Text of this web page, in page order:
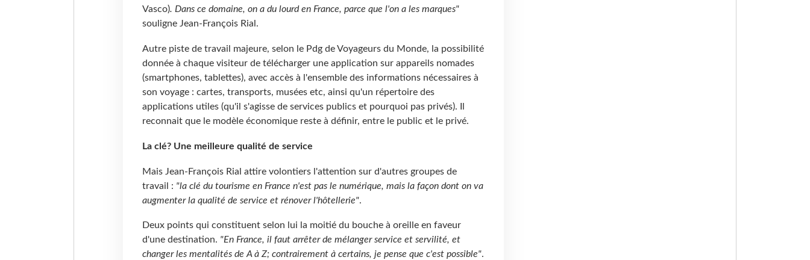
Vasco). Dans ce domaine, on a du lourd en France, parce que l'on a les marques"
souligne Jean-François Rial.
Autre piste de travail majeure, selon le Pdg de Voyageurs du Monde, la possibilité
donnée à chaque visiteur de télécharger une application sur appareils nomades
(smartphones, tablettes), avec accès à l'ensemble des informations nécessaires à
son voyage : cartes, transports, musées etc, ainsi qu'un répertoire des
applications utiles (qu'il s'agisse de services publics et pourquoi pas privés). Il
reconnait que le modèle économique reste à définir, entre le public et le privé.
La clé? Une meilleure qualité de service
Mais Jean-François Rial attire volontiers l'attention sur d'autres groupes de
travail : "la clé du tourisme en France n'est pas le numérique, mais la façon dont on va
augmenter la qualité de service et rénover l'hôtellerie".
Deux points qui constituent selon lui la moitié du bouche à oreille en faveur
d'une destination. "En France, il faut arrêter de mélanger service et servilité, et
changer les mentalités de A à Z; contrairement à certains, je pense que c'est possible".